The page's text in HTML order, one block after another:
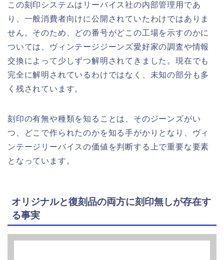
この刻印システムはリーバイス社の内部管理用であ
り、一般消費者向けに公開されていたわけではありま
せん。そのため、どの番号がどこの工場を示すのかに
ついては、ヴィンテージジーンズ愛好家の調査や情報
交換によって少しずつ解明されてきました。現在でも
完全に解明されているわけではなく、未知の部分も多
く残されています。
刻印の有無や種類を知ることは、そのジーンズがい
つ、どこで作られたのかを知る手がかりとなり、ヴィ
ンテージリーバイスの価値を判断する上で重要な要素
となっています。
オリジナルと復刻品の両方に刻印無しが存在す
る事実